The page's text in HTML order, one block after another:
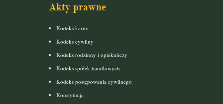
Akty prawne
Kodeks karny
Kodeks cywilny
Kodeks rodzinny i opiekuńczy
Kodeks spółek handlowych
Kodeks postępowania cywilnego
Konstytucja